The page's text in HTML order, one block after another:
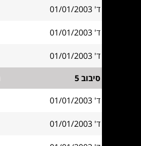
ד' 01/01/2003
ד' 01/01/2003
ד' 01/01/2003
סיבוב 5
ד' 01/01/2003
ד' 01/01/2003